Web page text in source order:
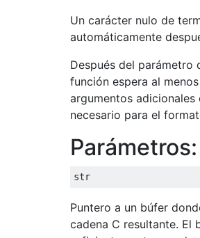
Un carácter nulo de
automáticamente
Después del parámetro
función espera al
argumentos adicionales
necesario para el
Parámetros:
str
Puntero a un búfer
cadena C resultante. El